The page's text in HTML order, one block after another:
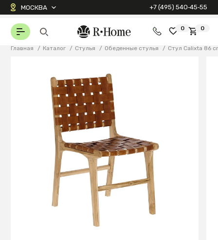
МОСКВА +7 (495) 540‑45‑55
0 0
Главная / Каталог / Стулья / Обеденные стулья / Стул Calixta 86